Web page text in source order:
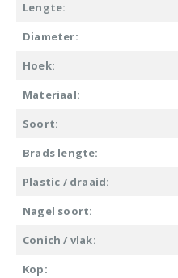
Lengte:
Diameter:
Hoek:
Materiaal:
Soort:
Brads lengte:
Plastic / draaid:
Nagel soort:
Conich / vlak:
Kop: